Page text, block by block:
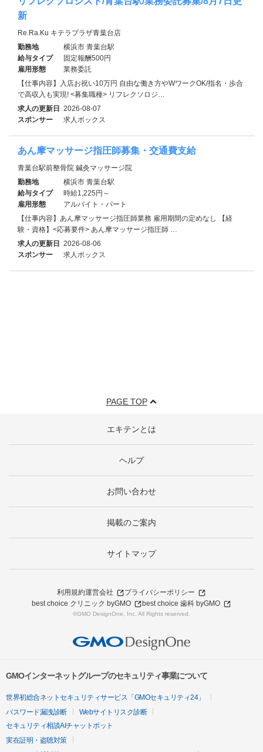
新
Re.Ra.Ku キテラプラザ青葉台店
勤務地
横浜市 青葉台駅
給与タイプ
固定報酬500円
雇用形態
業務委託
【仕事内容】入店お祝い10万円 自由な働き方やWワークOK/指名・歩合
で高収入も実現! <募集職種> リフレクソロジ…
求人の更新日 2026-08-07
スポンサー
求人ボックス
あん摩マッサージ指圧師募集・交通費支給
青葉台駅前整骨院 鍼灸マッサージ院
勤務地
横浜市 青葉台駅
給与タイプ
時給1,225円～
雇用形態
アルバイト・パート
【仕事内容】あん摩マッサージ指圧師業務 雇用期間の定めなし 【経
験・資格】<応募要件> あん摩マッサージ指圧師 …
求人の更新日 2026-08-06
スポンサー
求人ボックス
PAGE TOP
エキテンとは
ヘルプ
お問い合わせ
掲載のご案内
サイトマップ
利用規約運営会社
プライバシーポリシー
best choice クリニック byGMO
best choice 歯科 byGMO
©GMO DesignOne, Inc. All Rights reserved.
GMOインターネットグループのセキュリティ事業について
世界初総合ネットセキュリティサービス「GMOセキュリティ24」
パスワード漏洩診断
Webサイトリスク診断
セキュリティ相談AIチャットボット
実在証明・盗聴対策